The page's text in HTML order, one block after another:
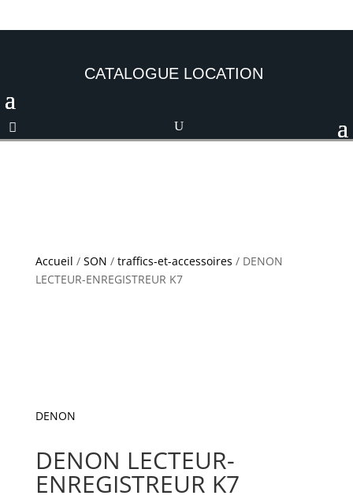
CATALOGUE LOCATION
Accueil / SON / traffics-et-accessoires / DENON
LECTEUR-ENREGISTREUR K7
DENON
DENON LECTEUR-
ENREGISTREUR K7